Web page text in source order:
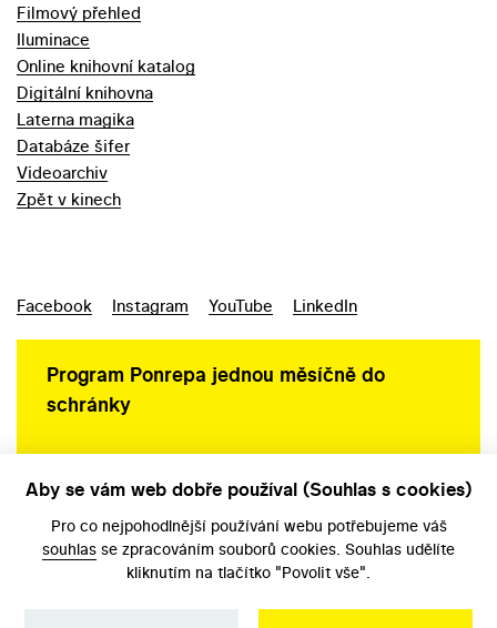
Filmový přehled
Iluminace
Online knihovní katalog
Digitální knihovna
Laterna magika
Databáze šifer
Videoarchiv
Zpět v kinech
Facebook Instagram YouTube LinkedIn
Program Ponrepa jednou měsíčně do
schránky
Aby se vám web dobře používal (Souhlas s cookies)
Pro co nejpohodlnější používání webu potřebujeme váš
souhlas se zpracováním souborů cookies. Souhlas udělíte
kliknutím na tlačítko "Povolit vše".